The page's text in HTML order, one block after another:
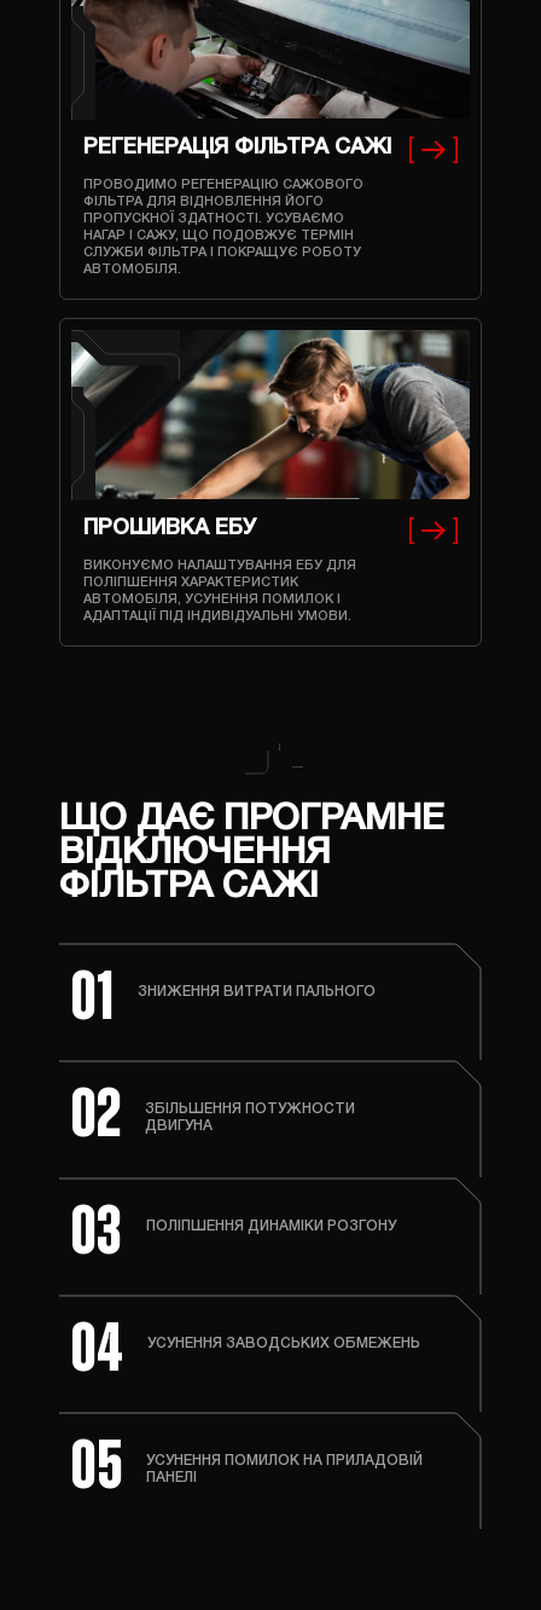
РЕГЕНЕРАЦІЯ ФІЛЬТРА САЖІ
ПРОВОДИМО РЕГЕНЕРАЦІЮ САЖОВОГО
ФІЛЬТРА ДЛЯ ВІДНОВЛЕННЯ ЙОГО
ПРОПУСКНОЇ ЗДАТНОСТІ. УСУВАЄМО
НАГАР І САЖУ, ЩО ПОДОВЖУЄ ТЕРМІН
СЛУЖБИ ФІЛЬТРА І ПОКРАЩУЄ РОБОТУ
АВТОМОБІЛЯ.
ПРОШИВКА ЕБУ
ВИКОНУЄМО НАЛАШТУВАННЯ ЕБУ ДЛЯ
ПОЛІПШЕННЯ ХАРАКТЕРИСТИК
АВТОМОБІЛЯ, УСУНЕННЯ ПОМИЛОК І
АДАПТАЦІЇ ПІД ІНДИВІДУАЛЬНІ УМОВИ.
ЩО ДАЄ ПРОГРАМНЕ
ВІДКЛЮЧЕННЯ
ФІЛЬТРА САЖІ
01 ЗНИЖЕННЯ ВИТРАТИ ПАЛЬНОГО
02
ЗБІЛЬШЕННЯ ПОТУЖНОСТИ
ДВИГУНА
03 ПОЛІПШЕННЯ ДИНАМІКИ РОЗГОНУ
04 УСУНЕННЯ ЗАВОДСЬКИХ ОБМЕЖЕНЬ
05
УСУНЕННЯ ПОМИЛОК НА ПРИЛАДОВІЙ
ПАНЕЛІ